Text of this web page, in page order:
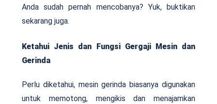
Anda sudah pernah mencobanya? Yuk, buktikan
sekarang juga.
Ketahui Jenis dan Fungsi Gergaji Mesin dan
Gerinda
Perlu diketahui, mesin gerinda biasanya digunakan
untuk memotong, mengikis dan menajamkan